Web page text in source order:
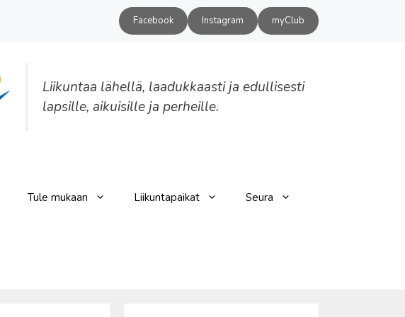
Facebook Instagram myClub
Liikuntaa lähellä, laadukkaasti ja edullisesti
lapsille, aikuisille ja perheille.
Tule mukaan Liikuntapaikat Seura